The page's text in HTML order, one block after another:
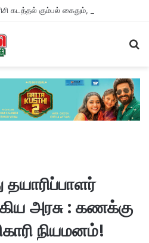
தயாரிப்பாளர்
அரசு : கணக்கு
நியமனம்!